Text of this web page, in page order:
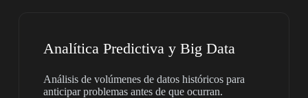
Analítica Predictiva y Big Data
Análisis de volúmenes de datos históricos para
anticipar problemas antes de que ocurran.